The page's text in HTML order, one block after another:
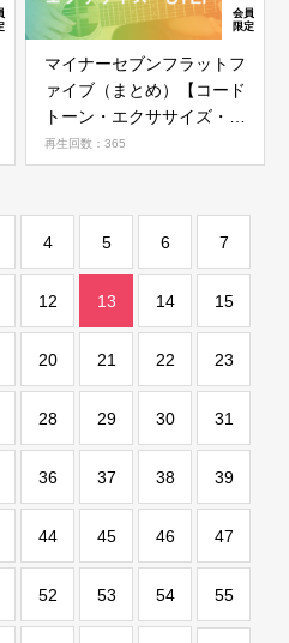
マイナーセブンフラットフ
ァイブ（まとめ）【コード
トーン・エクササイズ・
STEP 10】
再生回数：365
4 5 6 7
12 13 14 15
20 21 22 23
28 29 30 31
36 37 38 39
44 45 46 47
52 53 54 55